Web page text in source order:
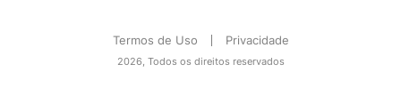
Termos de Uso Privacidade
2026, Todos os direitos reservados